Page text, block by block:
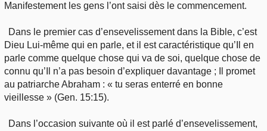
Manifestement les gens l’ont saisi dès le commencement.
Dans le premier cas d’ensevelissement dans la Bible, c’est
Dieu Lui-même qui en parle, et il est caractéristique qu’Il en
parle comme quelque chose qui va de soi, quelque chose de
connu qu’Il n’a pas besoin d’expliquer davantage ; Il promet
au patriarche Abraham : « tu seras enterré en bonne
vieillesse » (Gen. 15:15).
Dans l’occasion suivante où il est parlé d’ensevelissement,